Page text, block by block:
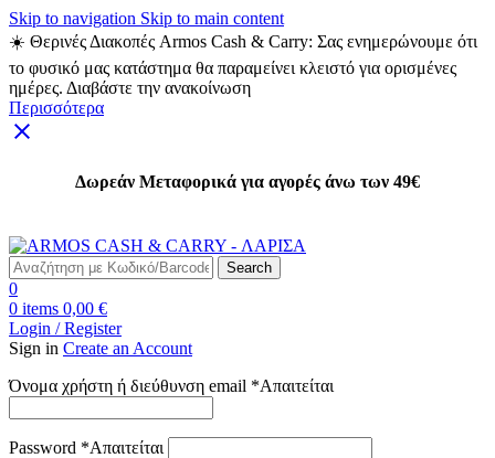
Skip to navigation Skip to main content
☀️ Θερινές Διακοπές Armos Cash & Carry: Σας ενημερώνουμε ότι
το φυσικό μας κατάστημα θα παραμείνει κλειστό για ορισμένες
ημέρες. Διαβάστε την ανακοίνωση
Περισσότερα
Δωρεάν Μεταφορικά για αγορές άνω των 49€
Search
0
0 items 0,00 €
Login / Register
Sign in Create an Account
Όνομα χρήστη ή διεύθυνση email *Απαιτείται
Password *Απαιτείται